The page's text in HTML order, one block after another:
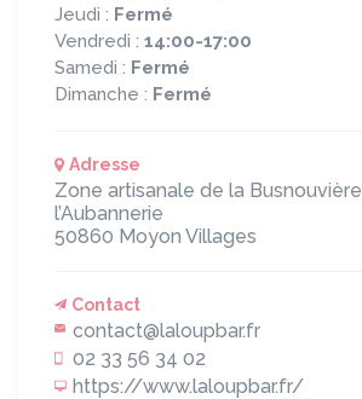
Jeudi : Fermé
Vendredi : 14:00-17:00
Samedi : Fermé
Dimanche : Fermé
Adresse
Zone artisanale de la Busnouvière
l’Aubannerie
50860 Moyon Villages
Contact
contact@laloupbar.fr
02 33 56 34 02
https://www.laloupbar.fr/